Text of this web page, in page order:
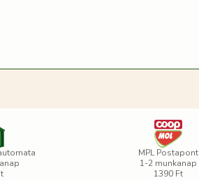
MPL Postapont
1-2 munkanap
1390 Ft